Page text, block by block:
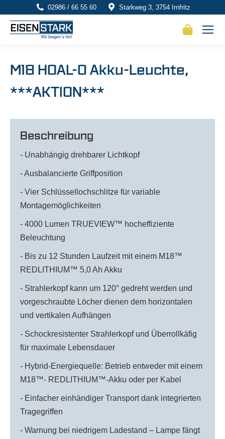
02986 / 66 55 60 Starkweg 3, 3754 Irnfritz
M18 HOAL-0 Akku-Leuchte,
***AKTION***
Beschreibung
- Unabhängig drehbarer Lichtkopf
- Ausbalancierte Griffposition
- Vier Schlüssellochschlitze für variable
Montagemöglichkeiten
- 4000 Lumen TRUEVIEW™ hocheffiziente
Beleuchtung
- Bis zu 12 Stunden Laufzeit mit einem M18™
REDLITHIUM™ 5,0 Ah Akku
- Strahlerkopf kann um 120° gedreht werden und
vorgeschraubte Löcher dienen dem horizontalen
und vertikalen Aufhängen
- Schockresistenter Strahlerkopf und Überrollkäfig
für maximale Lebensdauer
- Hybrid-Energiequelle: Betrieb entweder mit einem
M18™- REDLITHIUM™-Akku oder per Kabel
- Einfacher einhändiger Transport dank integrierten
Tragegriffen
- Warnung bei niedrigem Ladestand – Lampe fängt